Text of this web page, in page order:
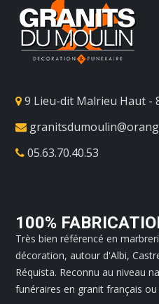
9 Lieu-dit Malrieu Haut -
05.63.70.40.53
100%
Très bien référencé en
décoration, autour d'Albi,
Réquista. Reconnu au niveau
funéraires en granit français